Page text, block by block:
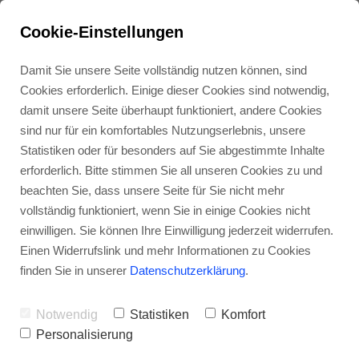
Kontakt
Moin!Du hast eine Frage
zu deiner Marke oder zu
markenstrategischen
Cookie-Einstellungen
Damit Sie unsere Seite vollständig nutzen können, sind
Cookies erforderlich. Einige dieser Cookies sind notwendig,
damit unsere Seite überhaupt funktioniert, andere Cookies
sind nur für ein komfortables Nutzungserlebnis, unsere
Statistiken oder für besonders auf Sie abgestimmte Inhalte
erforderlich. Bitte stimmen Sie all unseren Cookies zu und
beachten Sie, dass unsere Seite für Sie nicht mehr
vollständig funktioniert, wenn Sie in einige Cookies nicht
einwilligen. Sie können Ihre Einwilligung jederzeit widerrufen.
Einen Widerrufslink und mehr Informationen zu Cookies
finden Sie in unserer Datenschutzerklärung.
Notwendig Statistiken
Komfort
Personalisierung